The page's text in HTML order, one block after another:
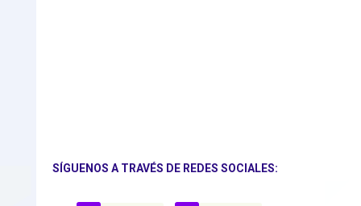
SÍGUENOS A TRAVÉS DE REDES SOCIALES: